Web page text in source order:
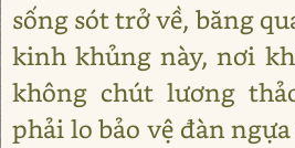
sống sót trở về, băng
kinh khủng này, nơi
không chút lương
phải lo bảo vệ đàn